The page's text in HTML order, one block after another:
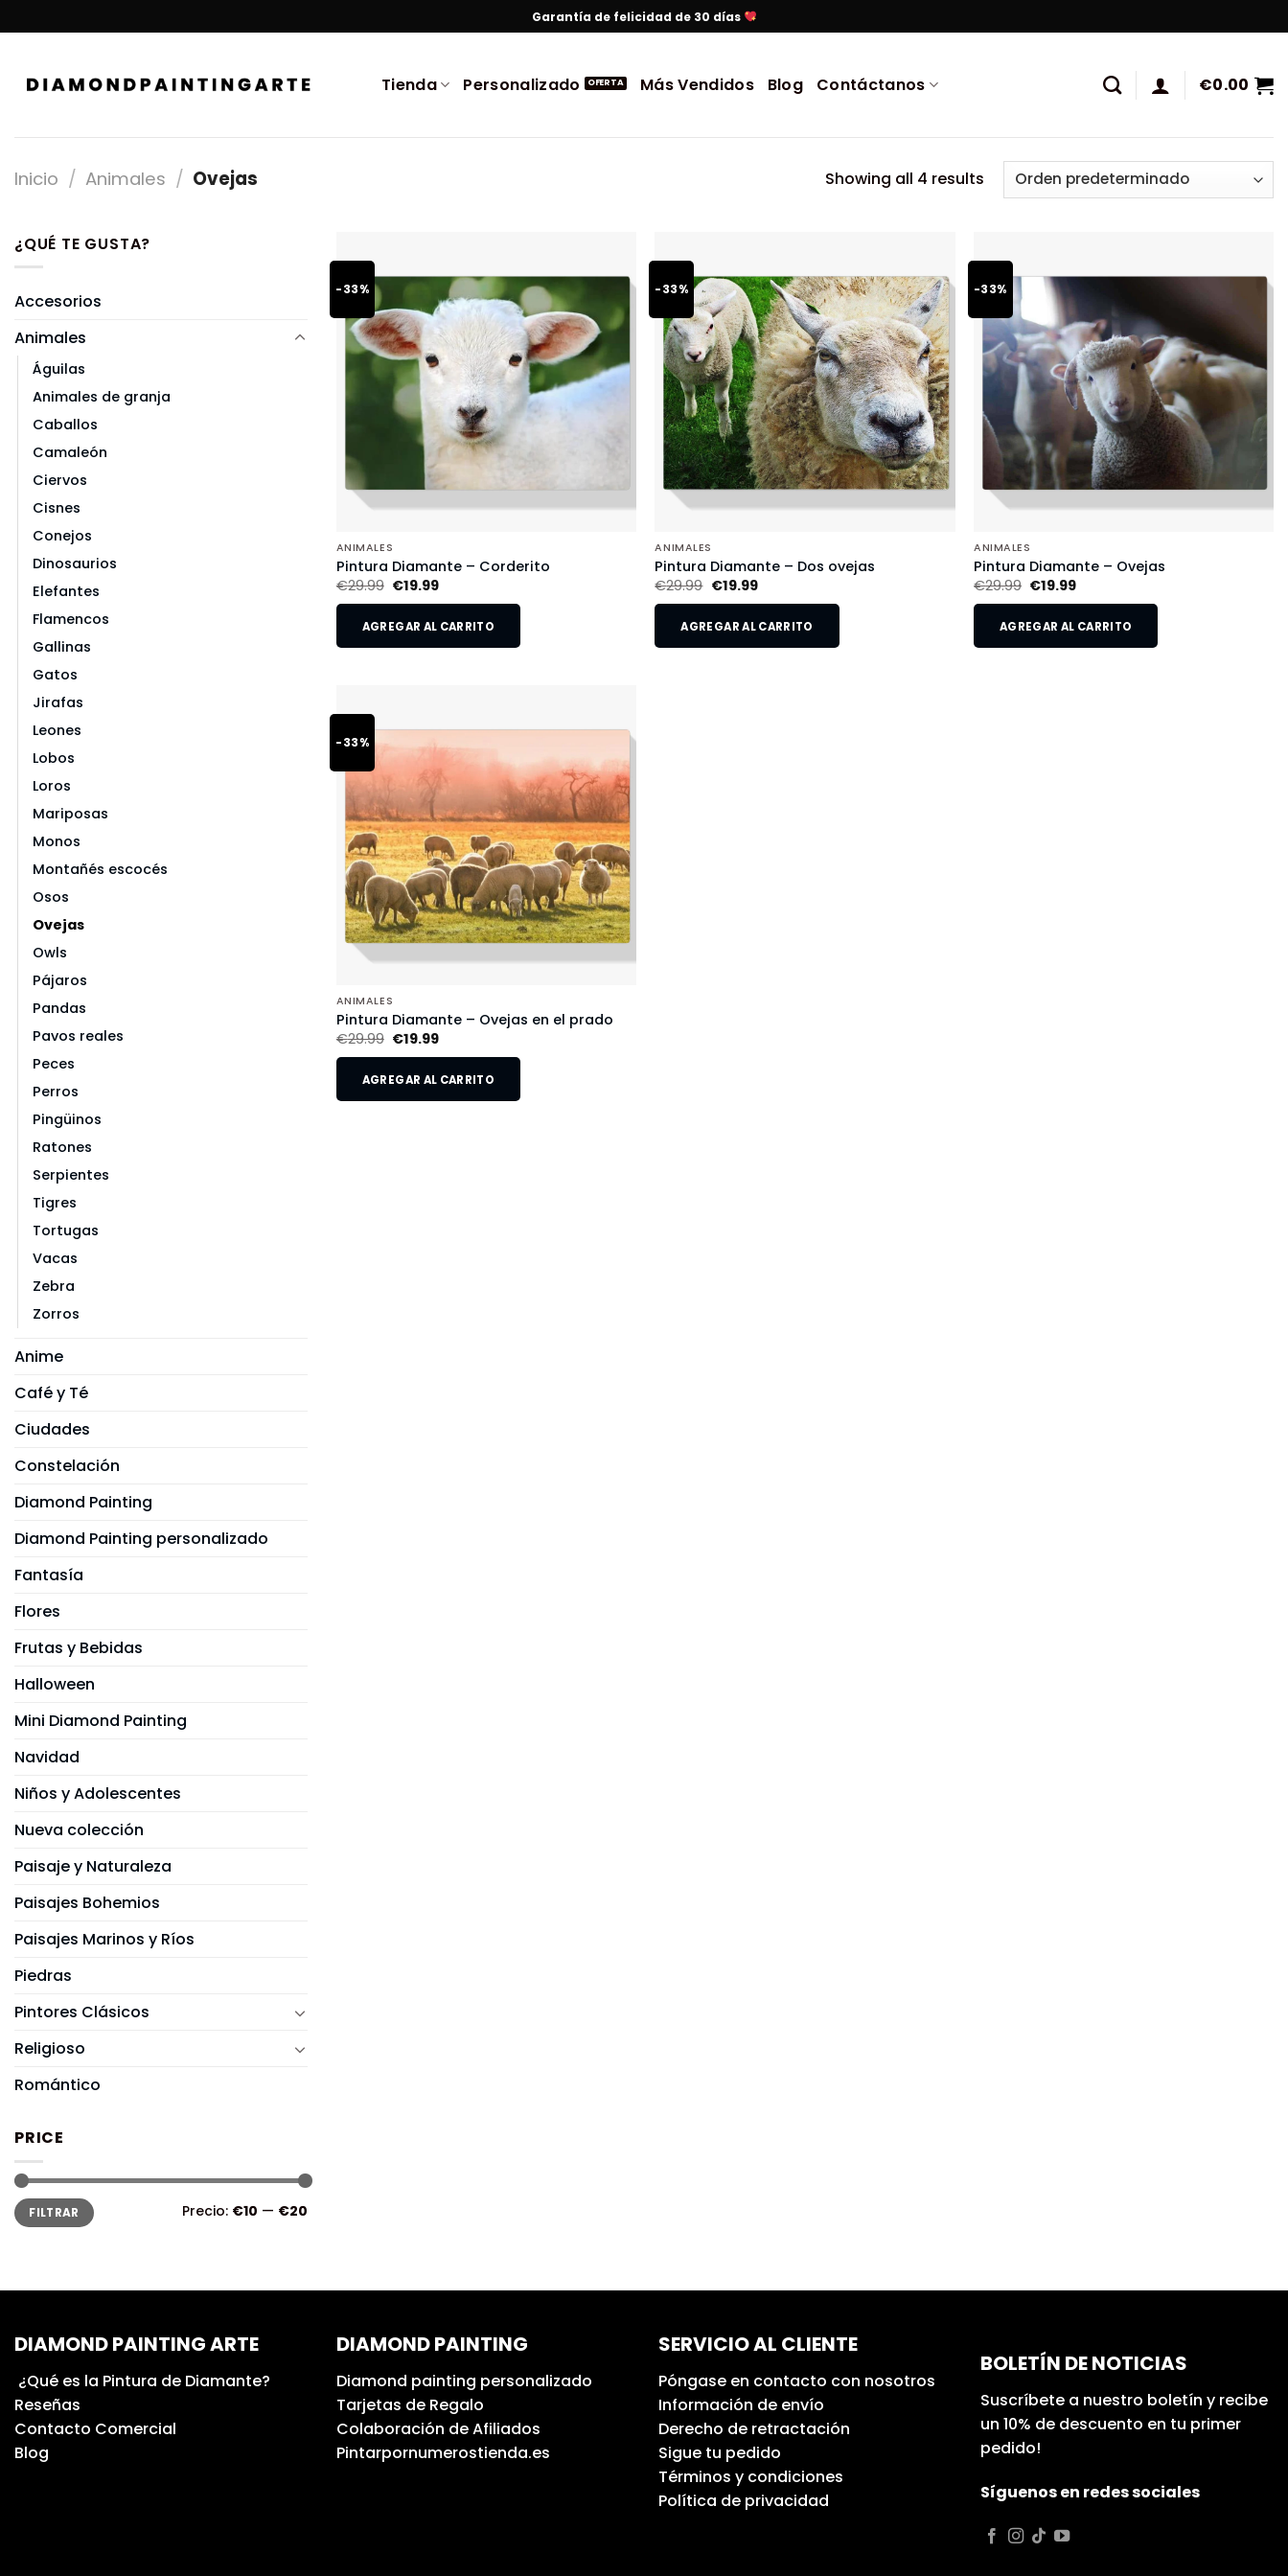
Garantía de felicidad de 30 días
Tienda Personalizado Más Vendidos Blog Contáctanos €0.00
Inicio / Animales / Ovejas Showing all 4 results
¿QUÉ TE GUSTA?
Accesorios
Animales
Águilas
Animales de granja
Caballos
Camaleón
Ciervos
Cisnes
Conejos
Dinosaurios
Elefantes
Flamencos
Gallinas
Gatos
Jirafas
Leones
Lobos
Loros
Mariposas
Monos
Montañés escocés
Osos
Ovejas
Owls
Pájaros
Pandas
Pavos reales
Peces
Perros
Pingüinos
Ratones
Serpientes
Tigres
Tortugas
Vacas
Zebra
Zorros
Anime
Café y Té
Ciudades
Constelación
Diamond Painting
Diamond Painting personalizado
Fantasía
Flores
Frutas y Bebidas
Halloween
Mini Diamond Painting
Navidad
Niños y Adolescentes
Nueva colección
Paisaje y Naturaleza
Paisajes Bohemios
Paisajes Marinos y Ríos
Piedras
Pintores Clásicos
Religioso
Romántico
PRICE
FILTRAR Precio: €10 — €20
-33%
ANIMALES
Pintura Diamante – Corderito
€29.99 €19.99
AGREGAR AL CARRITO
-33%
ANIMALES
Pintura Diamante – Dos ovejas
€29.99 €19.99
AGREGAR AL CARRITO
-33%
ANIMALES
Pintura Diamante – Ovejas
€29.99 €19.99
AGREGAR AL CARRITO
-33%
ANIMALES
Pintura Diamante – Ovejas en el prado
€29.99 €19.99
AGREGAR AL CARRITO
DIAMOND PAINTING ARTE
¿Qué es la Pintura de Diamante?
Reseñas
Contacto Comercial
Blog
DIAMOND PAINTING
Diamond painting personalizado
Tarjetas de Regalo
Colaboración de Afiliados
Pintarpornumerostienda.es
SERVICIO AL CLIENTE
Póngase en contacto con nosotros
Información de envío
Derecho de retractación
Sigue tu pedido
Términos y condiciones
Política de privacidad
BOLETÍN DE NOTICIAS
Suscríbete a nuestro boletín y recibe
un 10% de descuento en tu primer
pedido!
Síguenos en redes sociales